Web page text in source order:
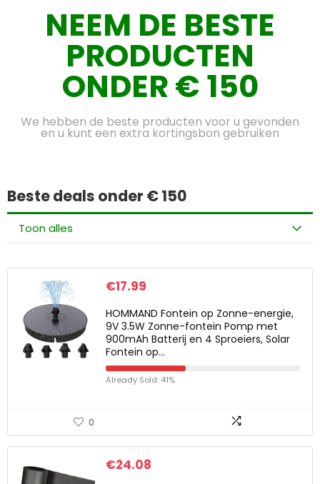
NEEM DE BESTE
PRODUCTEN
ONDER € 150
We hebben de beste producten voor u gevonden
en u kunt een extra kortingsbon gebruiken
Beste deals onder € 150
Toon alles
€17.99
HOMMAND Fontein op Zonne-energie,
9V 3.5W Zonne-fontein Pomp met
900mAh Batterij en 4 Sproeiers, Solar
Fontein op…
Already Sold: 41%
0
€24.08